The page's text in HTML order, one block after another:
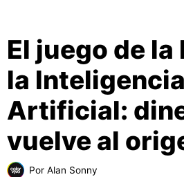
El juego de
la Inteligencia
Artificial:
vuelve al
Por Alan Sonny